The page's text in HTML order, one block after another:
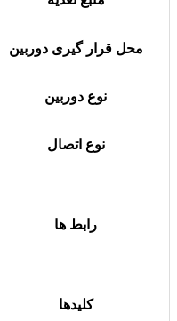
محل قرار گیری دوربین
نوع دوربین
نوع اتصال
رابط ها
کلیدها